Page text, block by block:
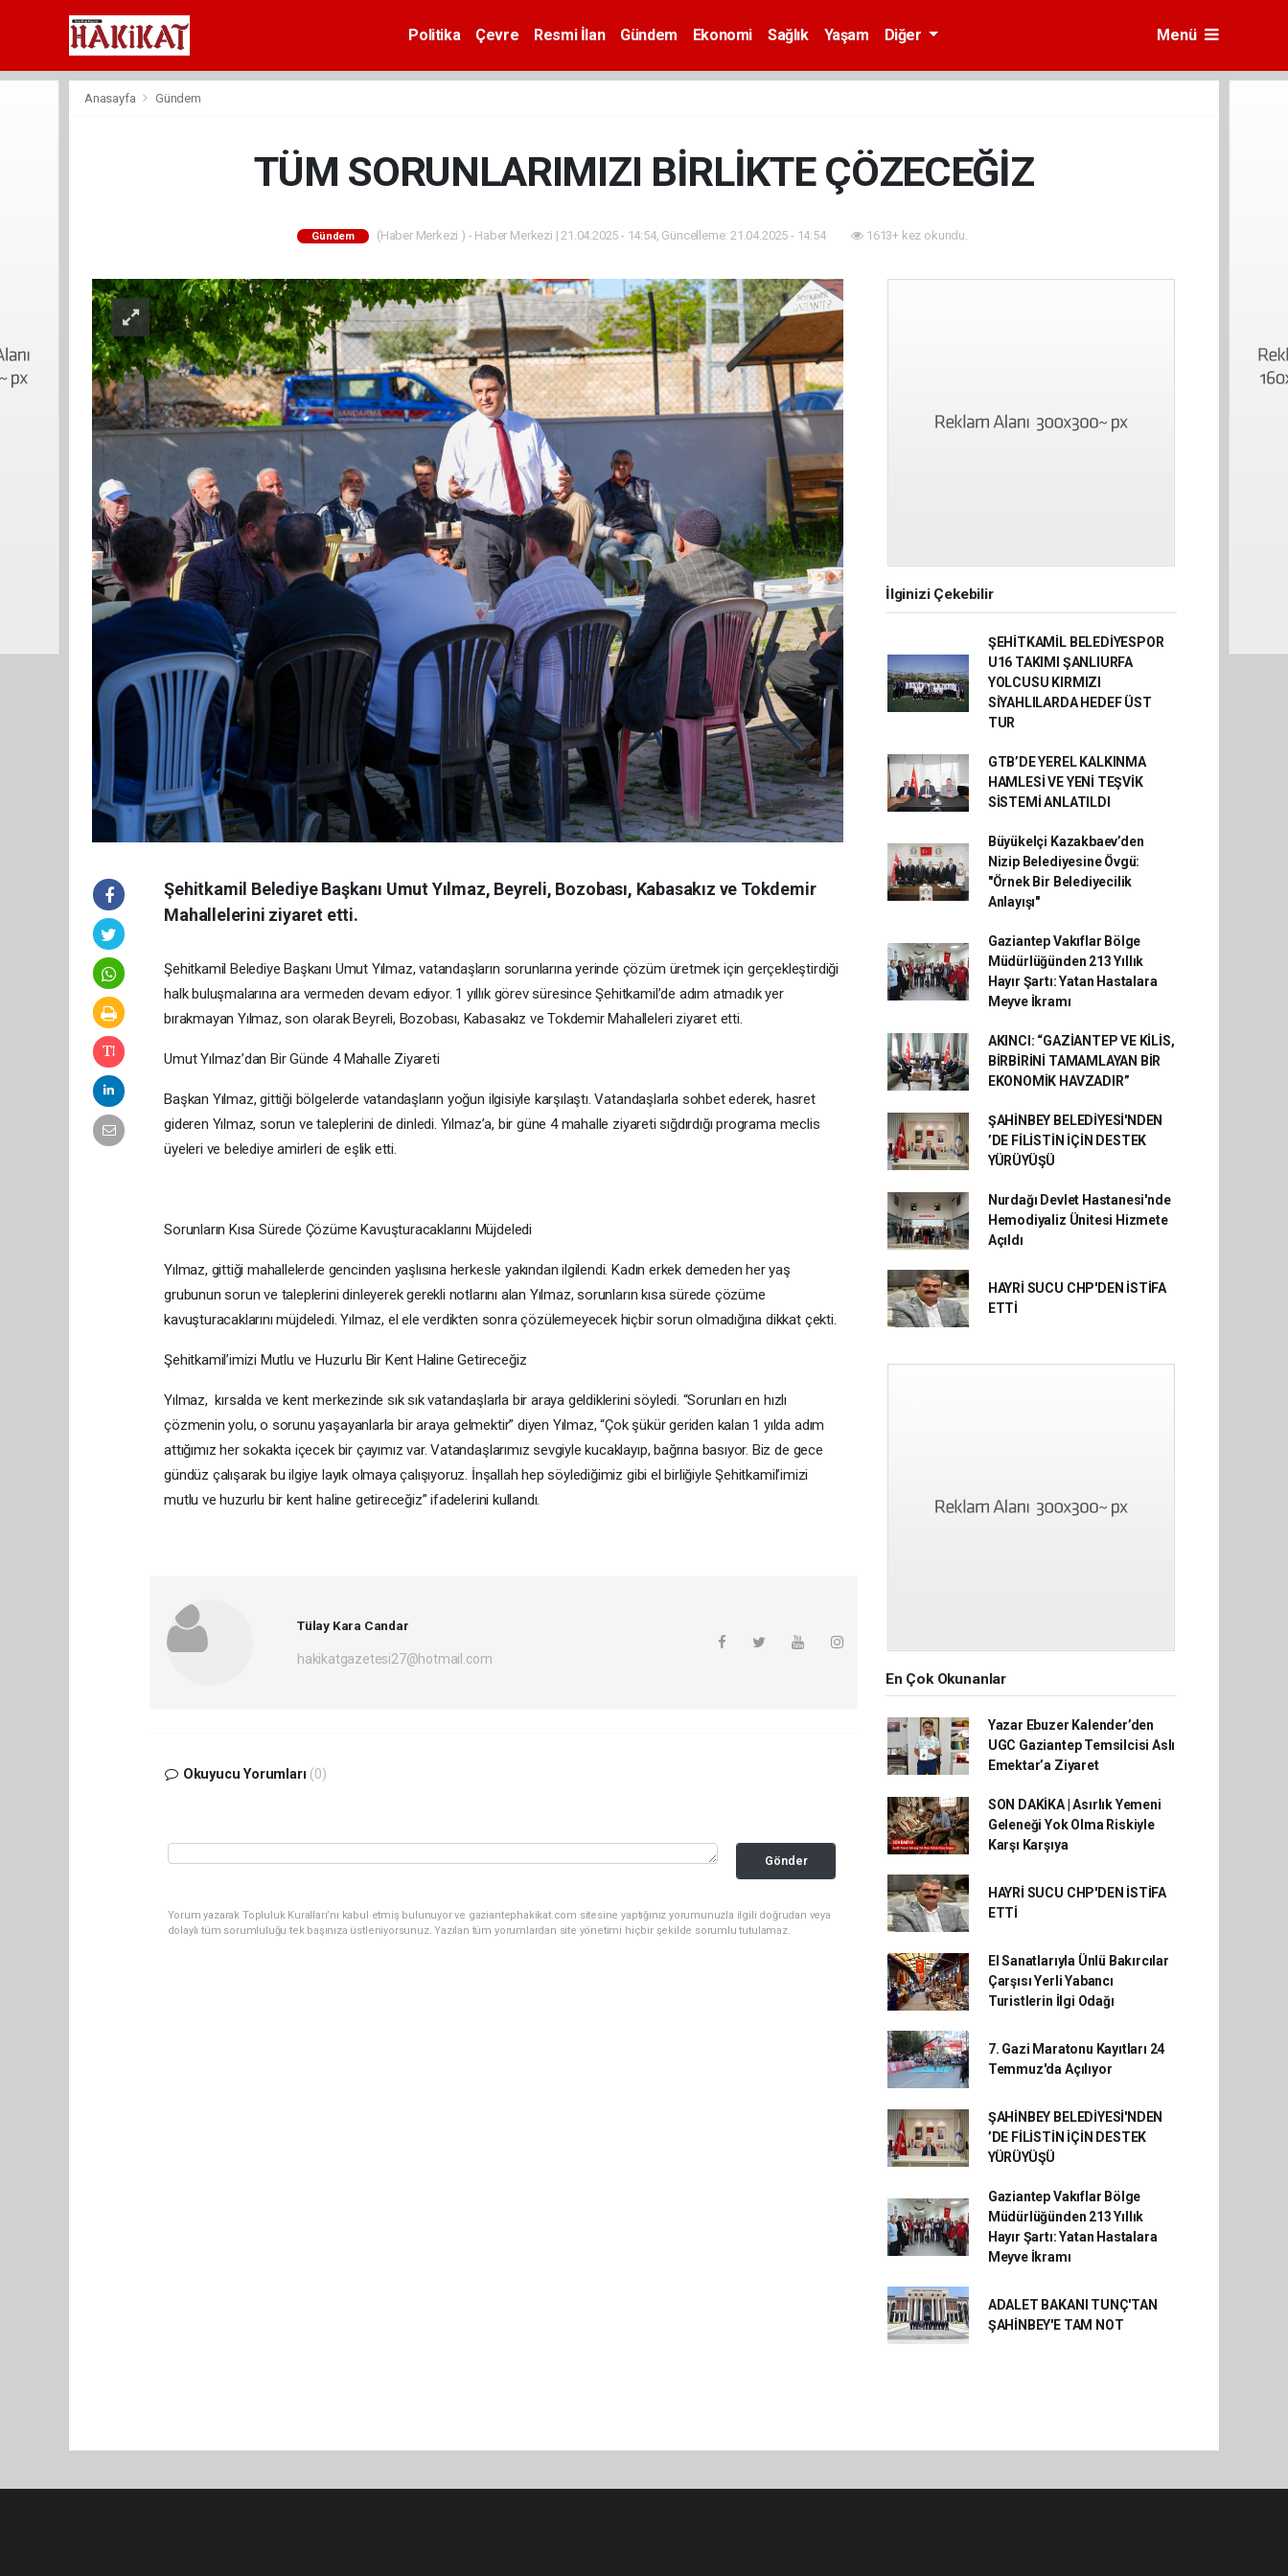
Politika Çevre Resmi İlan Gündem Ekonomi Sağlık Yaşam Diğer Menü
Anasayfa Gündem
TÜM SORUNLARIMIZI BİRLİKTE ÇÖZECEĞİZ
Gündem (Haber Merkezi ) - Haber Merkezi | 21.04.2025 - 14:54, Güncelleme: 21.04.2025 - 14:54 1613+ kez okundu.
Şehitkamil Belediye Başkanı Umut Yılmaz, Beyreli, Bozobası, Kabasakız ve Tokdemir
Mahallelerini ziyaret etti.
Şehitkamil Belediye Başkanı Umut Yılmaz, vatandaşların sorunlarına yerinde çözüm üretmek için gerçekleştirdiği
halk buluşmalarına ara vermeden devam ediyor. 1 yıllık görev süresince Şehitkamil’de adım atmadık yer
bırakmayan Yılmaz, son olarak Beyreli, Bozobası, Kabasakız ve Tokdemir Mahalleleri ziyaret etti.
Umut Yılmaz’dan Bir Günde 4 Mahalle Ziyareti
Başkan Yılmaz, gittiği bölgelerde vatandaşların yoğun ilgisiyle karşılaştı. Vatandaşlarla sohbet ederek, hasret
gideren Yılmaz, sorun ve taleplerini de dinledi. Yılmaz’a, bir güne 4 mahalle ziyareti sığdırdığı programa meclis
üyeleri ve belediye amirleri de eşlik etti.
Sorunların Kısa Sürede Çözüme Kavuşturacaklarını Müjdeledi
Yılmaz, gittiği mahallelerde gencinden yaşlısına herkesle yakından ilgilendi. Kadın erkek demeden her yaş
grubunun sorun ve taleplerini dinleyerek gerekli notlarını alan Yılmaz, sorunların kısa sürede çözüme
kavuşturacaklarını müjdeledi. Yılmaz, el ele verdikten sonra çözülemeyecek hiçbir sorun olmadığına dikkat çekti.
Şehitkamil’imizi Mutlu ve Huzurlu Bir Kent Haline Getireceğiz
Yılmaz, kırsalda ve kent merkezinde sık sık vatandaşlarla bir araya geldiklerini söyledi. “Sorunları en hızlı
çözmenin yolu, o sorunu yaşayanlarla bir araya gelmektir” diyen Yılmaz, “Çok şükür geriden kalan 1 yılda adım
attığımız her sokakta içecek bir çayımız var. Vatandaşlarımız sevgiyle kucaklayıp, bağrına basıyor. Biz de gece
gündüz çalışarak bu ilgiye layık olmaya çalışıyoruz. İnşallah hep söylediğimiz gibi el birliğiyle Şehitkamil’imizi
mutlu ve huzurlu bir kent haline getireceğiz” ifadelerini kullandı.
Tülay Kara Candar
hakikatgazetesi27@hotmail.com
Okuyucu Yorumları (0)
Gönder
Yorum yazarak Topluluk Kuralları’nı kabul etmiş bulunuyor ve gaziantephakikat.com sitesine yaptığınız yorumunuzla ilgili doğrudan veya
dolaylı tüm sorumluluğu tek başınıza üstleniyorsunuz. Yazılan tüm yorumlardan site yönetimi hiçbir şekilde sorumlu tutulamaz.
İlginizi Çekebilir
ŞEHİTKAMİL BELEDİYESPOR
U16 TAKIMI ŞANLIURFA
YOLCUSU KIRMIZI
SİYAHLILARDA HEDEF ÜST
TUR
GTB’DE YEREL KALKINMA
HAMLESİ VE YENİ TEŞVİK
SİSTEMİ ANLATILDI
Büyükelçi Kazakbaev’den
Nizip Belediyesine Övgü:
"Örnek Bir Belediyecilik
Anlayışı"
Gaziantep Vakıflar Bölge
Müdürlüğünden 213 Yıllık
Hayır Şartı: Yatan Hastalara
Meyve İkramı
AKINCI: “GAZİANTEP VE KİLİS,
BİRBİRİNİ TAMAMLAYAN BİR
EKONOMİK HAVZADIR”
ŞAHİNBEY BELEDİYESİ'NDEN
’DE FİLİSTİN İÇİN DESTEK
YÜRÜYÜŞÜ
Nurdağı Devlet Hastanesi'nde
Hemodiyaliz Ünitesi Hizmete
Açıldı
HAYRİ SUCU CHP'DEN İSTİFA
ETTİ
En Çok Okunanlar
Yazar Ebuzer Kalender’den
UGC Gaziantep Temsilcisi Aslı
Emektar’a Ziyaret
SON DAKİKA | Asırlık Yemeni
Geleneği Yok Olma Riskiyle
Karşı Karşıya
HAYRİ SUCU CHP'DEN İSTİFA
ETTİ
El Sanatlarıyla Ünlü Bakırcılar
Çarşısı Yerli Yabancı
Turistlerin İlgi Odağı
7. Gazi Maratonu Kayıtları 24
Temmuz'da Açılıyor
ŞAHİNBEY BELEDİYESİ'NDEN
’DE FİLİSTİN İÇİN DESTEK
YÜRÜYÜŞÜ
Gaziantep Vakıflar Bölge
Müdürlüğünden 213 Yıllık
Hayır Şartı: Yatan Hastalara
Meyve İkramı
ADALET BAKANI TUNÇ'TAN
ŞAHİNBEY'E TAM NOT